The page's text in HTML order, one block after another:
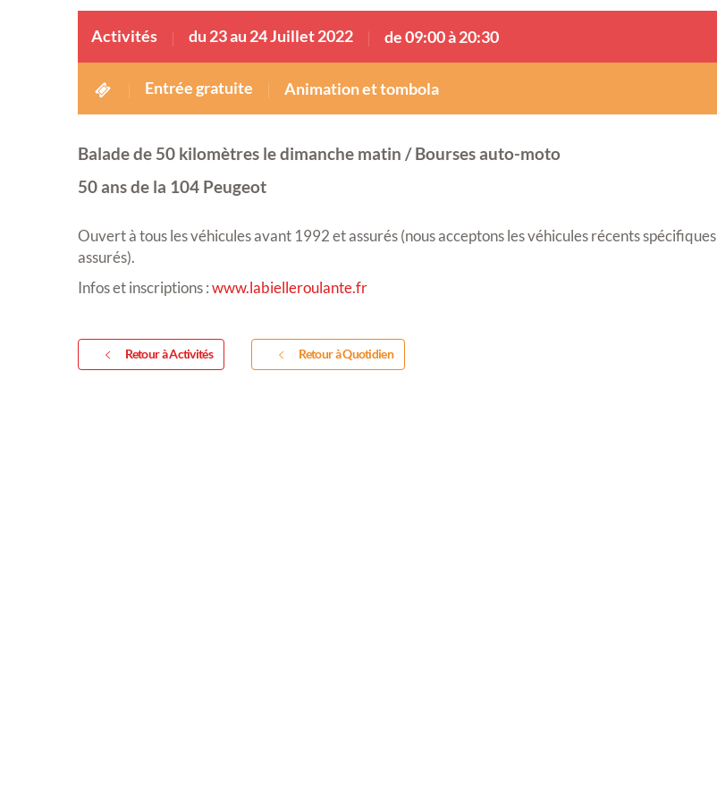
Activités du 23 au 24 Juillet 2022 de 09:00 à 20:30
Entrée gratuite Animation et tombola
Balade de 50 kilomètres le dimanche matin / Bourses auto-moto
50 ans de la 104 Peugeot
Ouvert à tous les véhicules avant 1992 et assurés (nous acceptons les véhicules récents spécifiques
assurés).
Infos et inscriptions :www.labielleroulante.fr
Retour à Activités Retour à Quotidien